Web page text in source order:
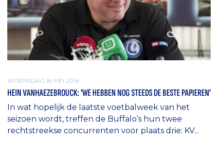
WOENSDAG 18 MEI 2016
HEIN VANHAEZEBROUCK: 'WE HEBBEN NOG STEEDS DE BESTE PAPIEREN'
In wat hopelijk de laatste voetbalweek van het
seizoen wordt, treffen de Buffalo’s hun twee
rechtstreekse concurrenten voor plaats drie: KV...